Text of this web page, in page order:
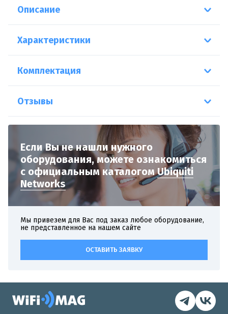
Описание
Характеристики
Комплектация
Отзывы
Если Вы не нашли нужного
оборудования,можете ознакомиться
с официальнымкаталогомUbiquiti
Networks
Мы привезем для Вас под заказ любое оборудование,
не представленное на нашем сайте
ОСТАВИТЬ ЗАЯВКУ